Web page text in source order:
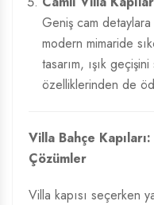
Geniş cam detaylara
modern mimaride
tasarım, ışık
özelliklerinden de
Villa Bahçe
Çözümler
Villa kapısı seçerken